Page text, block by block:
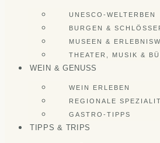
UNESCO-WELTERBEN
BURGEN &
MUSEEN &
THEATER, MUSIK &
WEIN & GENUSS
WEIN ERLEBEN
REGIONALE
GASTRO-TIPPS
TIPPS & TRIPS